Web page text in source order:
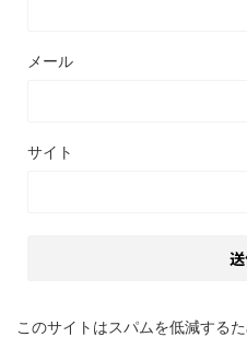
メール
サイト
このサイトはスパムを低減する